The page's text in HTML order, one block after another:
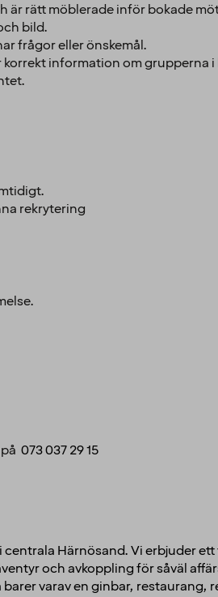
är rätt möblerade inför bokade
bild.
frågor eller önskemål.
information om grupperna
rekrytering
073 037 29 15
Härnösand. Vi erbjuder
och avkoppling för såväl
varav en ginbar, restaurang,